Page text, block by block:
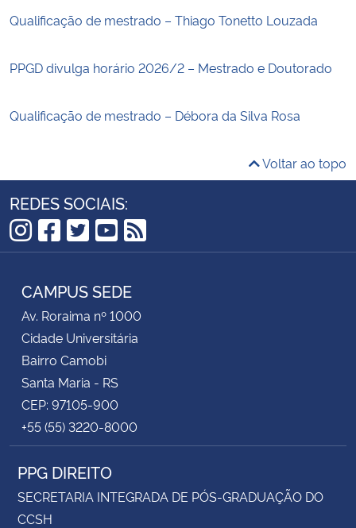
Qualificação de mestrado – Thiago Tonetto Louzada
PPGD divulga horário 2026/2 – Mestrado e Doutorado
Qualificação de mestrado – Débora da Silva Rosa
Voltar ao topo
REDES SOCIAIS:
Instagram
Facebook
Twitter
YouTube
RSS
CAMPUS SEDE
Av. Roraima nº 1000
Cidade Universitária
Bairro Camobi
Santa Maria - RS
CEP: 97105-900
+55 (55) 3220-8000
PPG DIREITO
SECRETARIA INTEGRADA DE PÓS-GRADUAÇÃO DO
CCSH